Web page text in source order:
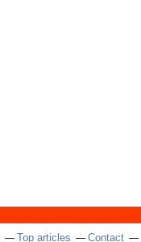
Top articles Contact